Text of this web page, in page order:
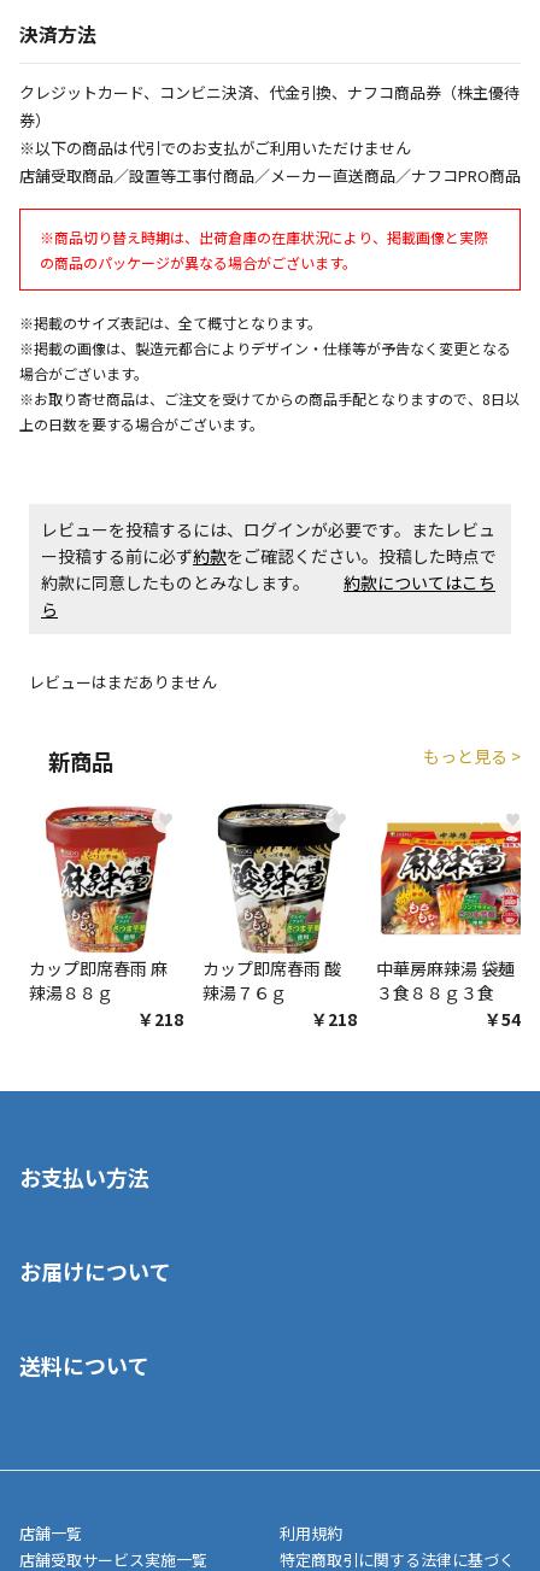
ただし、メーカーの営業日に基づき出荷手続きを行う
ため、通常よりお時間をいただく場合がございます。
は、休業明けからの出荷対応となります。
決定となります。
お見積商品です。金額・施工日はお打ち合わせの上、
エアコンの取付工事が必要な商品です。別途費用が発
生する場合がございます。
決済方法
クレジットカード、コンビニ決済、代金引換、ナフコ商品券（株主優待
券）
※以下の商品は代引でのお支払がご利用いただけません
店舗受取商品／設置等工事付商品／メーカー直送商品／ナフコPRO商品
※商品切り替え時期は、出荷倉庫の在庫状況により、掲載画像と実際
の商品のパッケージが異なる場合がございます。
※掲載のサイズ表記は、全て概寸となります。
※掲載の画像は、製造元都合によりデザイン・仕様等が予告なく変更となる
場合がございます。
※お取り寄せ商品は、ご注文を受けてからの商品手配となりますので、8日以
上の日数を要する場合がございます。
レビューを投稿するには、ログインが必要です。またレビュ
ー投稿する前に必ず約款をご確認ください。投稿した時点で
約款に同意したものとみなします。 約款についてはこち
ら
レビューはまだありません
新商品 もっと見る >
♥
カップ即席春雨 麻
辣湯８８ｇ
￥218
♥
カップ即席春雨 酸
辣湯７６ｇ
￥218
♥
中華房麻辣湯 袋麺
３食８８ｇ３食
￥548
お支払い方法
いいただくことはできません。ご了承ください。
■代金引換(代引)※手数料がかかります
■商品によっては一部決済方法が使用できない場合がございま
す。
お届けについて
ご注文が確認出来次第、1～4営業日に発送いたします。「お取り
業日にてお引渡しとなります。(離島などの場合、例外もあります)
メーカー直送品など一部商品については、その他商品との購入に
制限がかかる場合がございます。また発送日についても、通常と
送料について
店舗一覧
店舗受取サービス実施一覧
利用規約
特定商取引に関する法律に基づく